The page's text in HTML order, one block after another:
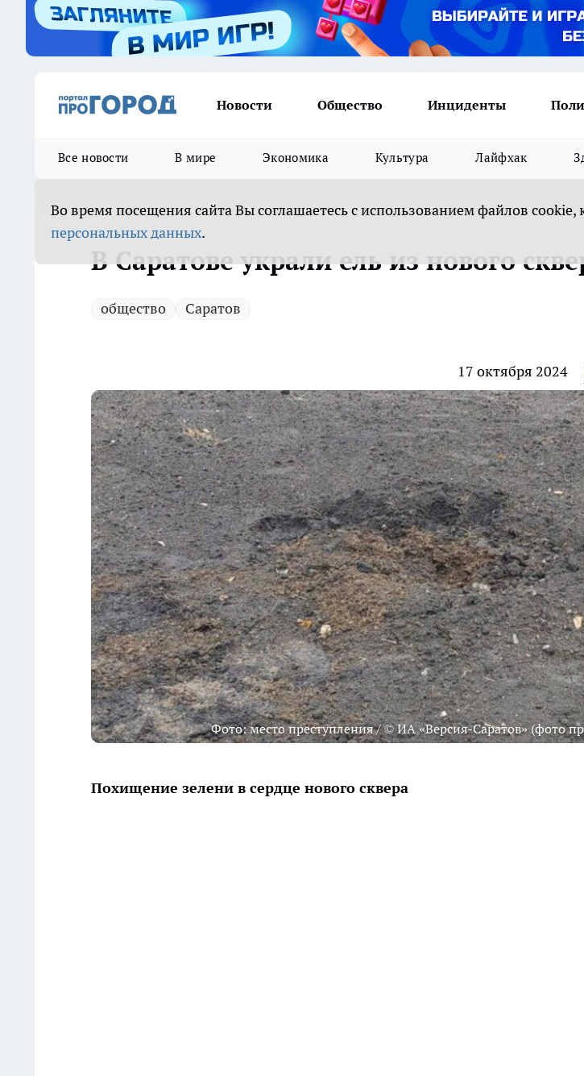
Новости Общество Инциденты
Все новости В мире Экономика Культура Лайфхак
Во время посещения сайта Вы соглашаетесь с использованием файлов cookie,
персональных данных.
В Саратове украли ель из нового
общество Саратов
17 октября 2024
Фото: место преступления / © ИА «Версия-Саратов» (фото
Похищение зелени в сердце нового сквера